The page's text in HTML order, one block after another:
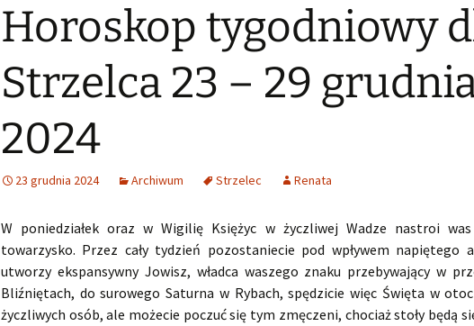
Horoskop tygodniowy
Strzelca 23 – 29
2024
23 grudnia 2024 Archiwum Strzelec Renata
W poniedziałek oraz w Wigilię Księżyc w życzliwej Wadze nastroi
towarzysko. Przez cały tydzień pozostaniecie pod wpływem napiętego
utworzy ekspansywny Jowisz, władca waszego znaku przebywający w
Bliźniętach, do surowego Saturna w Rybach, spędzicie więc Święta w
życzliwych osób, ale możecie poczuć się tym zmęczeni, chociaż stoły będą